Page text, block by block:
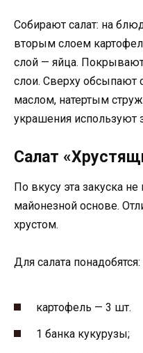
Собирают салат: на
вторым слоем
слой — яйца.
слои. Сверху
маслом, натертым
украшения
Салат
По вкусу эта закуска
майонезной основе.
хрустом.
Для салата понадобятся:
картофель — 3 шт.
1 банка кукурузы;